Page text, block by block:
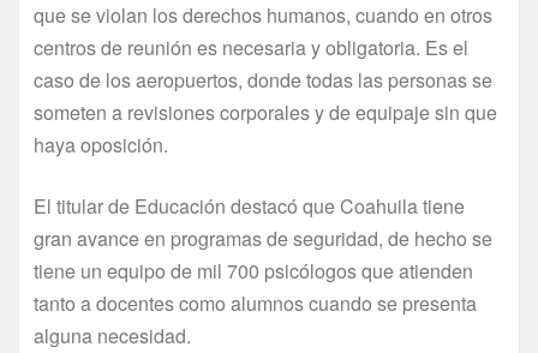
que se violan los derechos humanos, cuando en otros
centros de reunión es necesaria y obligatoria. Es el
caso de los aeropuertos, donde todas las personas se
someten a revisiones corporales y de equipaje sin que
haya oposición.
El titular de Educación destacó que Coahuila tiene
gran avance en programas de seguridad, de hecho se
tiene un equipo de mil 700 psicólogos que atienden
tanto a docentes como alumnos cuando se presenta
alguna necesidad.